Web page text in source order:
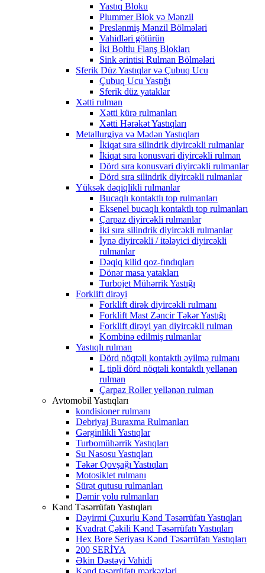
Yastıq Bloku
Plummer Blok və Mənzil
Preslənmiş Mənzil Bölmələri
Vahidləri götürün
İki Boltlu Flanş Blokları
Sink ərintisi Rulman Bölmələri
Sferik Düz Yastıqlar və Çubuq Ucu
Çubuq Ucu Yastığı
Sferik düz yataklar
Xətti rulman
Xətti kürə rulmanları
Xətti Hərəkət Yastıqları
Metallurgiya və Mədən Yastıqları
İkiqat sıra silindrik diyircəkli rulmanlar
İkiqat sıra konusvari diyircəkli rulman
Dörd sıra konusvari diyircəkli rulmanlar
Dörd sıra silindrik diyircəkli rulmanlar
Yüksək dəqiqlikli rulmanlar
Bucaqlı kontaktlı top rulmanları
Eksenel bucaqlı kontaktlı top rulmanları
Çarpaz diyircəkli rulmanlar
İki sıra silindrik diyircəkli rulmanlar
İynə diyircəkli / itələyici diyircəkli
rulmanlar
Dəqiq kilid qoz-fındıqları
Dönər masa yatakları
Turbojet Mühərrik Yastığı
Forklift dirəyi
Forklift dirək diyircəkli rulmanı
Forklift Mast Zəncir Təkər Yastığı
Forklift dirəyi yan diyircəkli rulman
Kombinə edilmiş rulmanlar
Yastıqlı rulman
Dörd nöqtəli kontaktlı əyilmə rulmanı
L tipli dörd nöqtəli kontaktlı yellənən
rulman
Çarpaz Roller yellənən rulman
Avtomobil Yastıqları
kondisioner rulmanı
Debriyaj Buraxma Rulmanları
Gərginlikli Yastıqlar
Turbomühərrik Yastıqları
Su Nasosu Yastıqları
Təkər Qovşağı Yastıqları
Motosiklet rulmanı
Sürət qutusu rulmanları
Dəmir yolu rulmanları
Kənd Təsərrüfatı Yastıqları
Dəyirmi Çuxurlu Kənd Təsərrüfatı Yastıqları
Kvadrat Çəkili Kənd Təsərrüfatı Yastıqları
Hex Bore Seriyası Kənd Təsərrüfatı Yastıqları
200 SERİYA
Əkin Dəstəyi Vahidi
Kənd təsərrüfatı mərkəzləri